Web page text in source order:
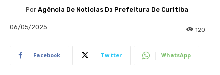
Por Agência De Noticias Da Prefeitura De Curitiba
06/05/2025 120
Facebook Twitter WhatsApp